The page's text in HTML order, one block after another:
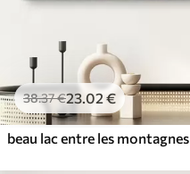
38.37€23.02 €
beau lac entre les montagnes